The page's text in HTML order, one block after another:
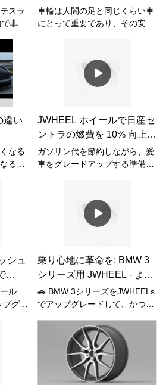
スラ
非常
す
に限
ンは
んで
ませ
た
新し
ま
の細
が、
いま
ればならない「悪魔のテス
ト」ユーザーマニュアル | J
車輪は人間の足と同じくらい車
にとって重要であり、その安全
場に出す前に、非常に厳しいテ
ストを受けなければなりませ
ん。では、車輪に関する業界の
しに来てください！
違い
なる
るた
あり
換す
ドル
JWHEEL ホイールで日産セ
ントラの燃費を 10% 向上さ
せましょう!
ガソリン代を節約しながら、愛
車をグレードアップする準備は
トラの燃費を10%アップ！スム
ーズなドライブを楽しめるだけ
でなく、ガソリン代も節約でき
い車に変身させましょう。ただ
運転するだけでなく、もっとス
マートに運転しましょう。
#JWHEEL #燃費 #NissanSentra
シュ
まし
ル
グレ
なた
ルに
目立
乗り心地に革命を: BMW 3
シリーズ用 JWHEEL - より
軽く、より安全で、より良
く!
🚗 BMW 3シリーズをJWHEELs
でアップグレードして、かつて
り軽量で安全、そして優れたホ
イールは、あなたのドライビン
グ体験を革新します。退屈なド
ライブとはおさらば。ラグジュ
アリーなドライブをお楽しみく